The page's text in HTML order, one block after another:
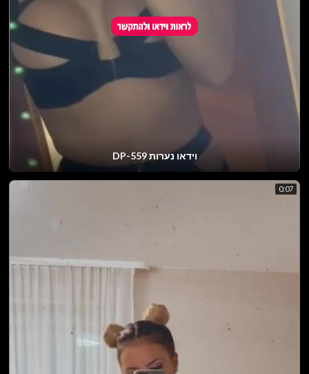
וידאו נערות DP-559
0:07